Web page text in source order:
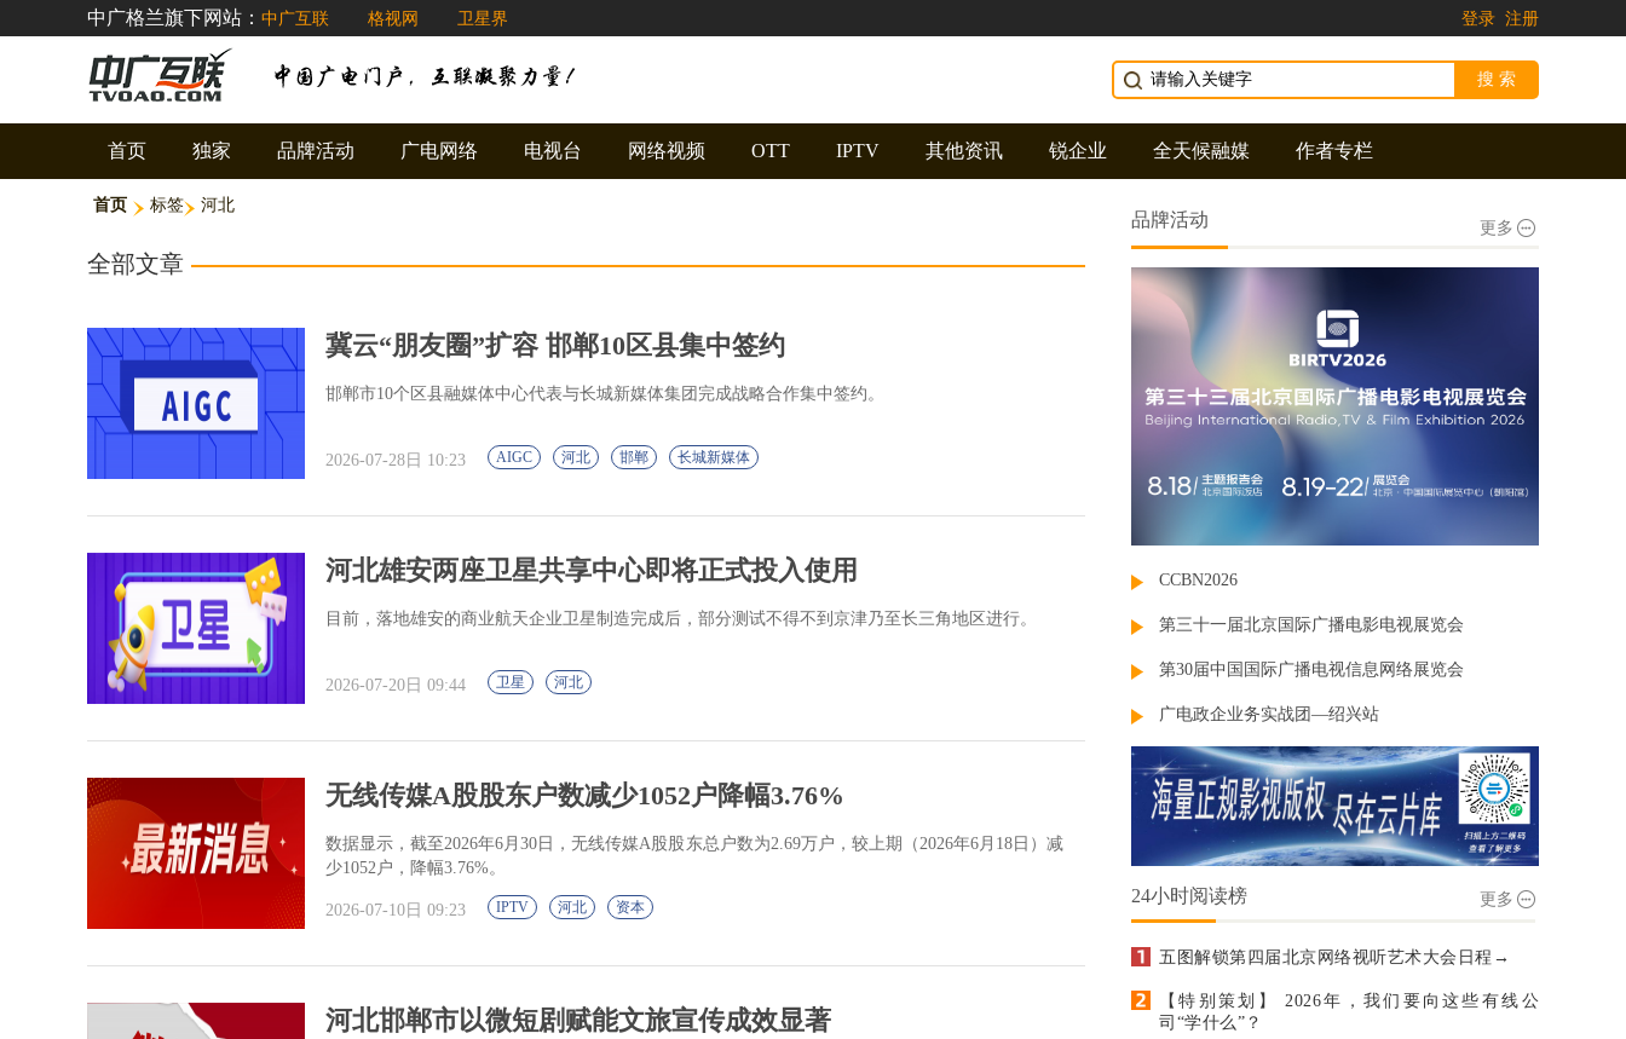
中广格兰旗下网站： 中广互联 格视网 卫星界 登录 注册
首页 独家 品牌活动 广电网络 电视台 网络视频 OTT IPTV 其他资讯 锐企业 全天候融媒 作者专栏
首页 标签 河北
全部文章
冀云“朋友圈”扩容 邯郸10区县集中签约
邯郸市10个区县融媒体中心代表与长城新媒体集团完成战略合作集中签约。
2026-07-28日 10:23 AIGC 河北 邯郸 长城新媒体
河北雄安两座卫星共享中心即将正式投入使用
目前，落地雄安的商业航天企业卫星制造完成后，部分测试不得不到京津乃至长三角地区进行。
2026-07-20日 09:44 卫星 河北
无线传媒A股股东户数减少1052户降幅3.76%
数据显示，截至2026年6月30日，无线传媒A股股东总户数为2.69万户，较上期（2026年6月18日）减
少1052户，降幅3.76%。
2026-07-10日 09:23 IPTV 河北 资本
河北邯郸市以微短剧赋能文旅宣传成效显著
品牌活动 更多
CCBN2026
第三十一届北京国际广播电影电视展览会
第30届中国国际广播电视信息网络展览会
广电政企业务实战团—绍兴站
24小时阅读榜 更多
五图解锁第四届北京网络视听艺术大会日程→
【特别策划】 2026年，我们要向这些有线公
司“学什么”？